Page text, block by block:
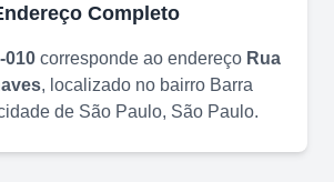
Completo
010corresponde ao endereço Rua
, localizado no bairro Barra
de São Paulo, São Paulo.